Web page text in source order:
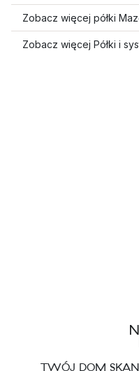
Zobacz więcej półki
Zobacz więcej Półki i
TWÓJ DOM